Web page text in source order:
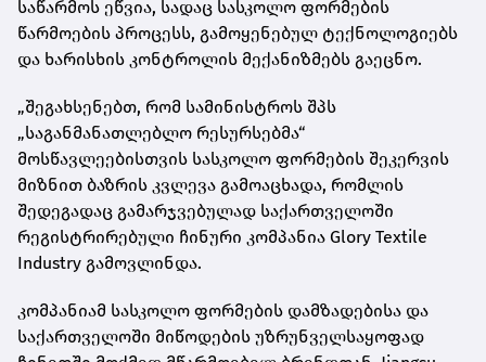
საწარმოს ეწვია, სადაც სასკოლო ფორმების
წარმოების პროცესს, გამოყენებულ ტექნოლოგიებს
და ხარისხის კონტროლის მექანიზმებს გაეცნო.
„შეგახსენებთ, რომ სამინისტროს შპს
„საგანმანათლებლო რესურსებმა“
მოსწავლეებისთვის სასკოლო ფორმების შეკერვის
მიზნით ბაზრის კვლევა გამოაცხადა, რომლის
შედეგადაც გამარჯვებულად საქართველოში
რეგისტრირებული ჩინური კომპანია Glory Textile
Industry გამოვლინდა.
კომპანიამ სასკოლო ფორმების დამზადებისა და
საქართველოში მიწოდების უზრუნველსაყოფად